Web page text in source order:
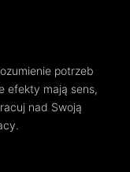
potrzeb
efekty mają sens,
nad Swoją